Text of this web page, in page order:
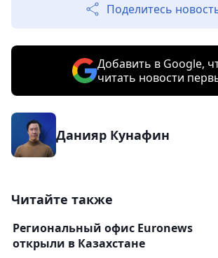
Поделитесь
Добавить в Google,
читать новости
Данияр Кунафин
Читайте также
Региональный офис Euronews
открыли в Казахстане